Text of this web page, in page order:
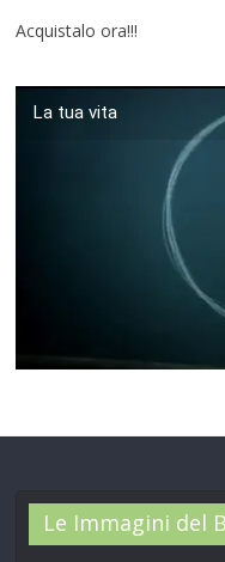
Acquistalo ora!!!
La tua vita
Le Immagini del